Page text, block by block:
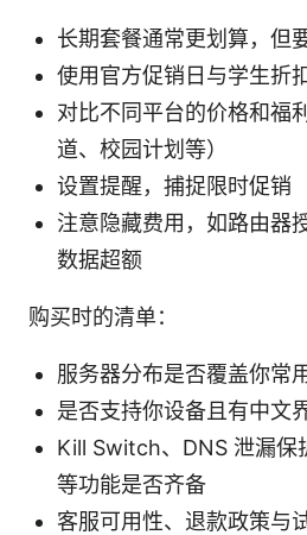
长期套餐通常更划算，但
使用官方促销日与学生折
对比不同平台的价格和福
道、校园计划等）
设置提醒，捕捉限时促销
注意隐藏费用，如路由器
数据超额
购买时的清单：
服务器分布是否覆盖你常
是否支持你设备且有中文
Kill Switch、DNS 泄漏保
等功能是否齐备
客服可用性、退款政策与